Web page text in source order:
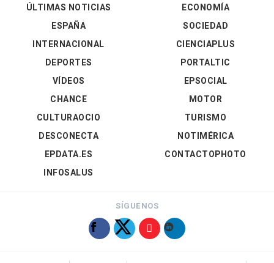
ÚLTIMAS NOTICIAS
ESPAÑA
INTERNACIONAL
DEPORTES
VÍDEOS
ECONOMÍA
SOCIEDAD
CIENCIAPLUS
PORTALTIC
EPSOCIAL
CHANCE
CULTURAOCIO
DESCONECTA
EPDATA.ES
INFOSALUS
MOTOR
TURISMO
NOTIMÉRICA
CONTACTOPHOTO
SÍGUENOS